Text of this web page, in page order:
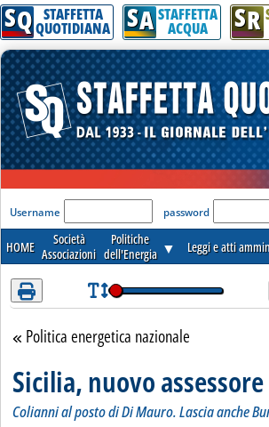
Attenzione! Esegui l'accesso per lèggere
SQ STAFFETTA
QUOTIDIANA SA STAFFETTA
ACQUA SR
'Modulo Login per accedere'
Username password
HOME
Società
Associazioni
Politiche
dell'Energia ▼ Leggi e atti
Torna alla sezione
Politica energetica nazionale
Sicilia, nuovo
Colianni al posto di Di Mauro. Lascia anche